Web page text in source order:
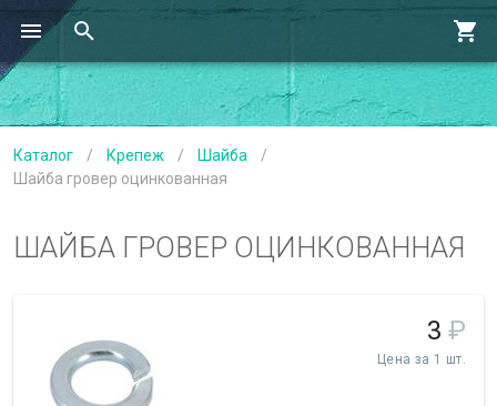
Каталог / Крепеж / Шайба
/
Шайба гровер оцинкованная
ШАЙБА ГРОВЕР ОЦИНКОВАННАЯ
3 ₽
Цена за 1 шт.